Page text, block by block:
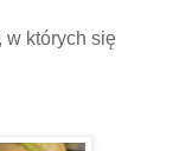
w których się